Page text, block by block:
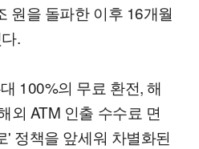
원을 돌파한 이후 16개월
.
100%의 무료 환전, 해
외 ATM 인출 수수료 면
' 정책을 앞세워 차별화된